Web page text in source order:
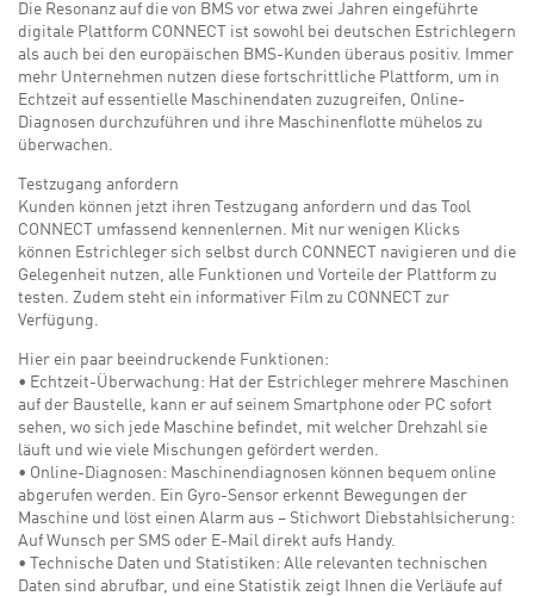
Die Resonanz auf die von BMS vor etwa zwei Jahren eingeführte
digitale Plattform CONNECT ist sowohl bei deutschen Estrichlegern
als auch bei den europäischen BMS-Kunden überaus positiv. Immer
mehr Unternehmen nutzen diese fortschrittliche Plattform, um in
Echtzeit auf essentielle Maschinendaten zuzugreifen, Online-
Diagnosen durchzuführen und ihre Maschinenflotte mühelos zu
überwachen.
Testzugang anfordern
Kunden können jetzt ihren Testzugang anfordern und das Tool
CONNECT umfassend kennenlernen. Mit nur wenigen Klicks
können Estrichleger sich selbst durch CONNECT navigieren und die
Gelegenheit nutzen, alle Funktionen und Vorteile der Plattform zu
testen. Zudem steht ein informativer Film zu CONNECT zur
Verfügung.
Hier ein paar beeindruckende Funktionen:
• Echtzeit-Überwachung: Hat der Estrichleger mehrere Maschinen
auf der Baustelle, kann er auf seinem Smartphone oder PC sofort
sehen, wo sich jede Maschine befindet, mit welcher Drehzahl sie
läuft und wie viele Mischungen gefördert werden.
• Online-Diagnosen: Maschinendiagnosen können bequem online
abgerufen werden. Ein Gyro-Sensor erkennt Bewegungen der
Maschine und löst einen Alarm aus – Stichwort Diebstahlsicherung:
Auf Wunsch per SMS oder E-Mail direkt aufs Handy.
• Technische Daten und Statistiken: Alle relevanten technischen
Daten sind abrufbar, und eine Statistik zeigt Ihnen die Verläufe auf